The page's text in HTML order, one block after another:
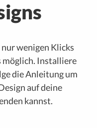
wenigen Klicks
möglich. Installiere
die Anleitung um
auf deine
kannst.